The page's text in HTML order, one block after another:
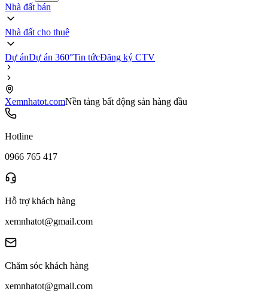
Nhà đất bán
Nhà đất cho thuê
Dự ánDự án 360°Tin tứcĐăng ký CTV
Xemnhatot.comNền tảng bất động sản hàng đầu
Hotline
0966 765 417
Hỗ trợ khách hàng
xemnhatot@gmail.com
Chăm sóc khách hàng
xemnhatot@gmail.com